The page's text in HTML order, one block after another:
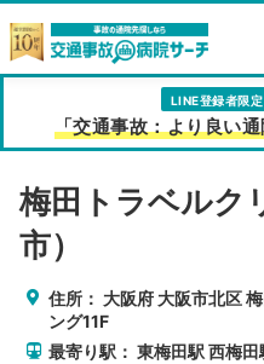
LINE登録者限定
「交通事故：より良い
梅田トラベルク
市）
住所： 大阪府 大阪市北区
ング11F
最寄り駅：東梅田駅 西梅田